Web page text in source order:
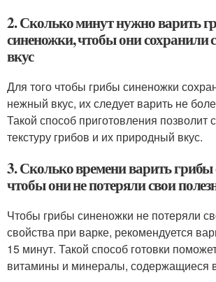
2. Сколько минут нужно варить
синеножки, чтобы они сохранили
вкус
Для того чтобы грибы синеножки
нежный вкус, их следует варить не
Такой способ приготовления позволит
текстуру грибов и их природный вкус.
3. Сколько времени варить
чтобы они не потеряли свои
Чтобы грибы синеножки не потеряли
свойства при варке, рекомендуется
15 минут. Такой способ готовки
витамины и минералы, содержащиеся